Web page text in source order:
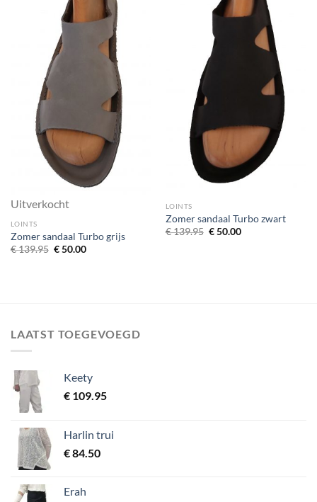
Uitverkocht
LOINTS
Zomer sandaal Turbo grijs
€139.95 Oorspronkelijke
€50.00Huidige
LOINTS
Zomer sandaal Turbo zwart
€139.95 Oorspronkelijke
€50.00Huidige
LAATST TOEGEVOEGD
Keety
€ 109.95
Harlin trui
€84.50
Erah